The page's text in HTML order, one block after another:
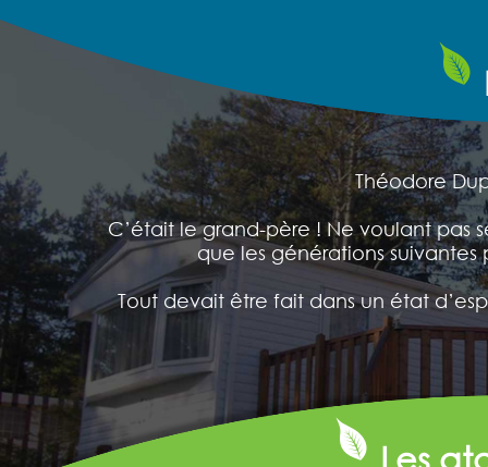
Théodore
C’était le grand-père ! Ne voulant pas
que les générations suivantes
Tout devait être fait dans un état
Les